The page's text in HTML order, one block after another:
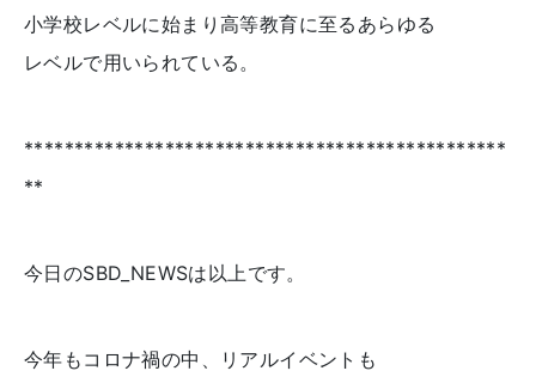
小学校レベルに始まり高等教育に至るあらゆる
レベルで用いられている。
************************************************
**
今日のSBD_NEWSは以上です。
今年もコロナ禍の中、リアルイベントも